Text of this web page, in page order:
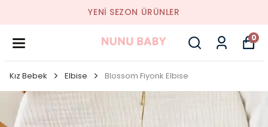
YENI SEZON ÜRÜNLER
0
Kız Bebek Elbise Blossom Fiyonk Elbise